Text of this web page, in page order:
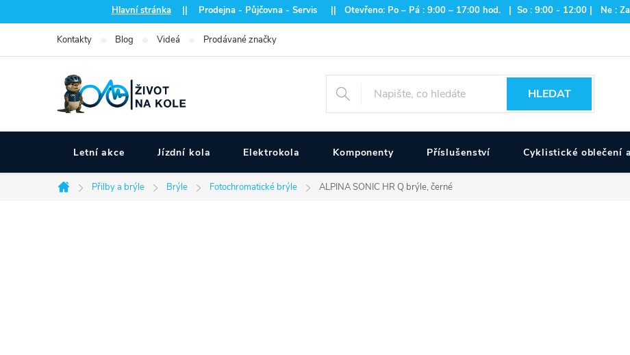
na
Hlavní stránka|| Prodejna - Půjčovna - Servis || Otevřeno: Po – Pá : 9:00 – 17:00 hod. | So : 9:00 - 12:00 | Ne :
Kontakty Blog Videá Prodávané značky
HLEDAT
Letní akce Jízdní kola Elektrokola Komponenty Příslušenství Cyklistické oblečení
Domů
Přilby a brýle Brýle Fotochromatické brýle ALPINA SONIC HR Q brýle, černé